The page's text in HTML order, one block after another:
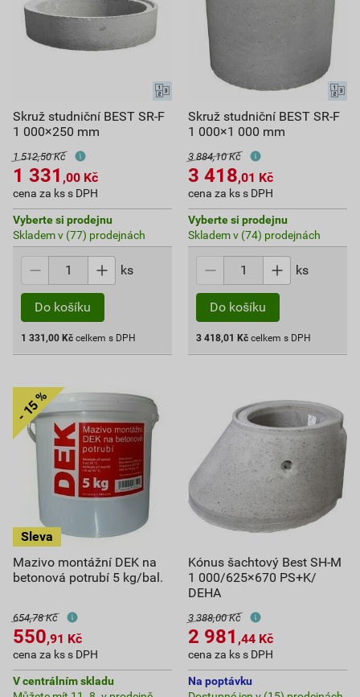
Skruž studniční BEST SR-F
1 000×250 mm
1 512,50 Kč
1 331 ,00 Kč
cena za ks s DPH
Vyberte si prodejnu
Skladem v (77) prodejnách
ks
Do košíku
1 331,00 Kč celkem s DPH
Skruž studniční BEST SR-F
1 000×1 000 mm
3 884,10 Kč
3 418,01 Kč
cena za ks s DPH
Vyberte si prodejnu
Skladem v (74) prodejnách
ks
Do košíku
3 418,01 Kč celkem s DPH
Mazivo montážní DEK na
betonová potrubí 5 kg/bal.
654,78 Kč
550,91 Kč
cena za ks s DPH
V centrálním skladu
Kónus šachtový Best SH-M
1 000/625×670 PS+K/
DEHA
3 388,00 Kč
2 981 ,44 Kč
cena za ks s DPH
Na poptávku